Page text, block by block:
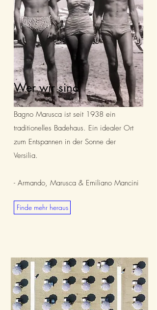
Wer wir sind
Bagno Marusca ist seit 1938 ein
traditionelles Badehaus. Ein idealer Ort
zum Entspannen in der Sonne der
Versilia.
- Armando, Marusca & Emiliano Mancini
Finde mehr heraus